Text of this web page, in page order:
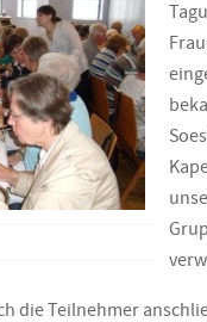
die Teilnehmer